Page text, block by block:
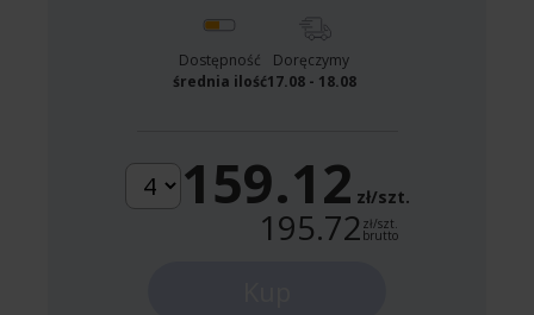
Dostępność
średnia ilość
Doręczymy
17.08 - 18.08
159.12 zł/szt.
195.72 zł/szt.
brutto